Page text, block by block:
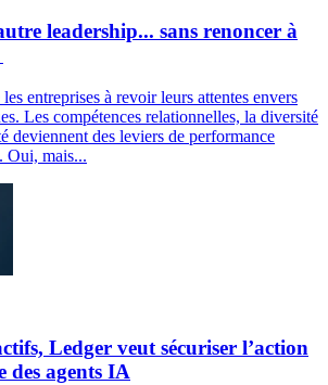
leadership... sans renoncer à
entreprises à revoir leurs attentes envers
Les compétences relationnelles, la diversité
deviennent des leviers de performance
Oui, mais...
Ledger veut sécuriser l’action
des agents IA